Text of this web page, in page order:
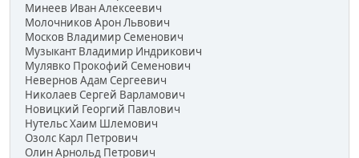
Минеев Иван Алексеевич
Молочников Арон Львович
Москов Владимир Семенович
Музыкант Владимир Индрикович
Мулявко Прокофий Семенович
Невернов Адам Сергеевич
Николаев Сергей Варламович
Новицкий Георгий Павлович
Нутельс Хаим Шлемович
Озолс Карл Петрович
Олин Арнольд Петрович